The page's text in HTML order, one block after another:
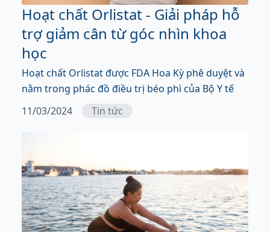
Hoạt chất Orlistat - Giải pháp hỗ
trợ giảm cân từ góc nhìn khoa
học
Hoạt chất Orlistat được FDA Hoa Kỳ phê duyệt và
nằm trong phác đồ điều trị béo phì của Bộ Y tế
11/03/2024
Tin tức